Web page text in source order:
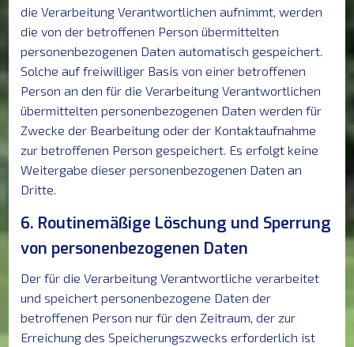
die Verarbeitung Verantwortlichen aufnimmt, werden
die von der betroffenen Person übermittelten
personenbezogenen Daten automatisch gespeichert.
Solche auf freiwilliger Basis von einer betroffenen
Person an den für die Verarbeitung Verantwortlichen
übermittelten personenbezogenen Daten werden für
Zwecke der Bearbeitung oder der Kontaktaufnahme
zur betroffenen Person gespeichert. Es erfolgt keine
Weitergabe dieser personenbezogenen Daten an
Dritte.
6. Routinemäßige Löschung und Sperrung
von personenbezogenen Daten
Der für die Verarbeitung Verantwortliche verarbeitet
und speichert personenbezogene Daten der
betroffenen Person nur für den Zeitraum, der zur
Erreichung des Speicherungszwecks erforderlich ist